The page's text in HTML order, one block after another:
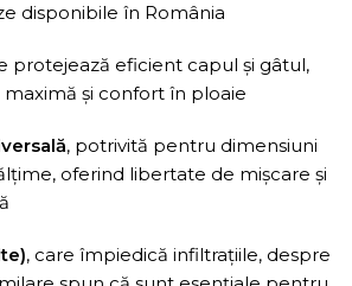
disponibile în România
protejează eficient capul și gâtul,
și confort în ploaie
, potrivită pentru dimensiuni
oferind libertate de mișcare și
, care împiedică infiltrațiile, despre